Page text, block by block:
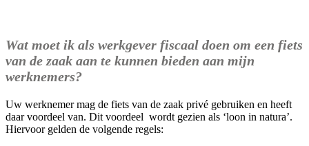
Wat moet ik als werkgever fiscaal doen om een fiets
van de zaak aan te kunnen bieden aan mijn
werknemers?
Uw werknemer mag de fiets van de zaak privé gebruiken en heeft
daar voordeel van. Dit voordeel wordt gezien als ‘loon in natura’.
Hiervoor gelden de volgende regels: